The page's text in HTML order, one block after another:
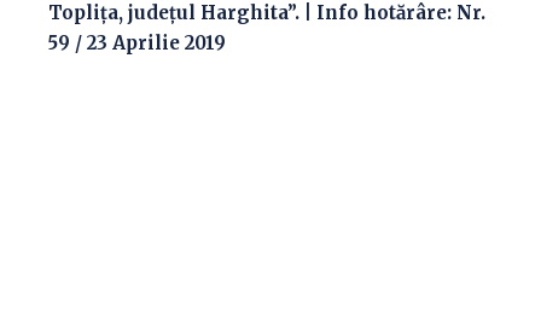
Topliţa, judeţul Harghita”. | Info hotărâre: Nr.
59 / 23 Aprilie 2019